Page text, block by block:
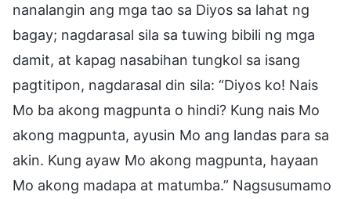
nanalangin ang mga tao sa Diyos sa lahat ng
bagay; nagdarasal sila sa tuwing bibili ng mga
damit, at kapag nasabihan tungkol sa isang
pagtitipon, nagdarasal din sila: “Diyos ko! Nais
Mo ba akong magpunta o hindi? Kung nais Mo
akong magpunta, ayusin Mo ang landas para sa
akin. Kung ayaw Mo akong magpunta, hayaan
Mo akong madapa at matumba.” Nagsusumamo